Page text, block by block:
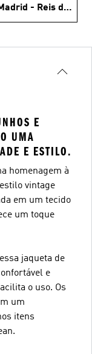
Compre Uniforme e Camisa Real Madrid - Reis da Europa 🏆
E
UMA
E ESTILO.
homenagem à
vintage
em um tecido
um toque
jaqueta de
e
o uso. Os
um
itens